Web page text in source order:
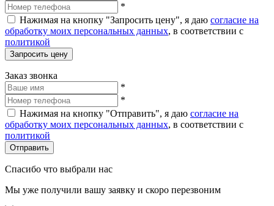
*
Нажимая на кнопку "Запросить цену", я даю согласие на
обработку моих персональных данных, в соответствии с
политикой
Запросить цену
Заказ звонка
*
*
Нажимая на кнопку "Отправить", я даю согласие на
обработку моих персональных данных, в соответствии с
политикой
Отправить
Спасибо что выбрали нас
Мы уже получили вашу заявку и скоро перезвоним